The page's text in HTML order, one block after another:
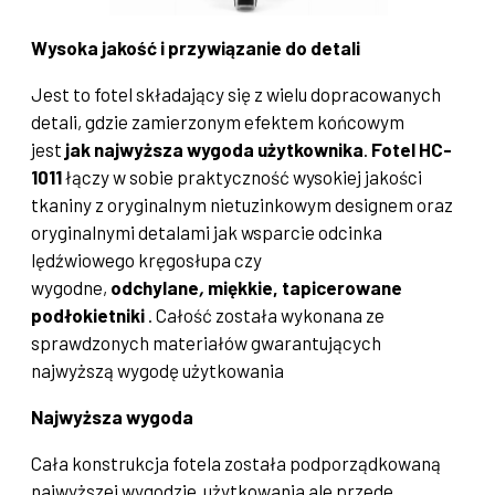
Wysoka jakość i przywiązanie do detali
Jest to fotel składający się z wielu dopracowanych
detali, gdzie zamierzonym efektem końcowym
jest jak najwyższa wygoda użytkownika. Fotel HC-
1011łączy w sobie praktyczność wysokiej jakości
tkaniny z oryginalnym nietuzinkowym designem oraz
oryginalnymi detalami jak wsparcie odcinka
lędźwiowego kręgosłupa czy
wygodne, odchylane, miękkie, tapicerowane
podłokietniki . Całość została wykonana ze
sprawdzonych materiałów gwarantujących
najwyższą wygodę użytkowania
Najwyższa wygoda
Cała konstrukcja fotela została podporządkowaną